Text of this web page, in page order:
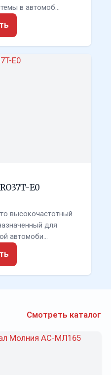
в автомоб…
E0
высокочастотный
для
автомоби…
Смотреть каталог